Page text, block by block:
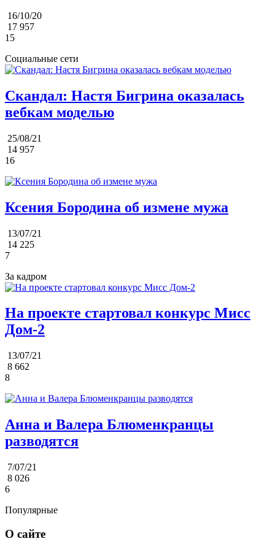
16/10/20
17 957
15
Социальные сети
Скандал: Настя Бигрина оказалась
вебкам моделью
25/08/21
14 957
16
Ксения Бородина об измене мужа
13/07/21
14 225
7
За кадром
На проекте стартовал конкурс Мисс
Дом-2
13/07/21
8 662
8
Анна и Валера Блюменкранцы
разводятся
7/07/21
8 026
6
Популярные
О сайте